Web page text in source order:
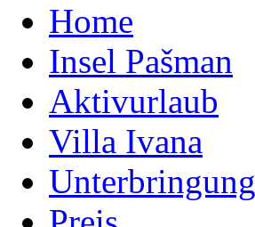
Home
Insel Pašman
Aktivurlaub
Villa Ivana
Unterbringung